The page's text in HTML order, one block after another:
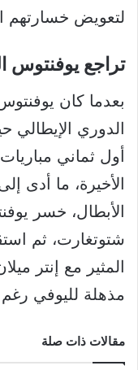
لتعويض خسارتهم
تراجع يوفنتوس
بعدما كان
الدوري
أول ثماني
الأخيرة، ما أدى
الأبطال، خسر
شتوتغارت، ثم
المثير مع إنتر
مذهلة لليوفي
مقالات ذات صلة